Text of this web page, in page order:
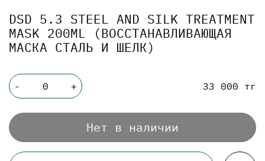
DSD 5.3 STEEL AND SILK TREATMENT
MASK 200ML (ВОССТАНАВЛИВАЮЩАЯ
МАСКА СТАЛЬ И ШЕЛК)
- + 33 000 тг
Нет в наличии